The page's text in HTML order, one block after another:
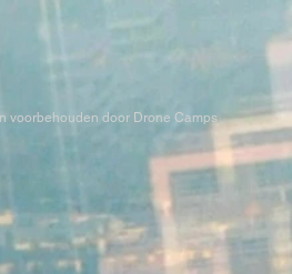
voorbehouden door Drone Camps